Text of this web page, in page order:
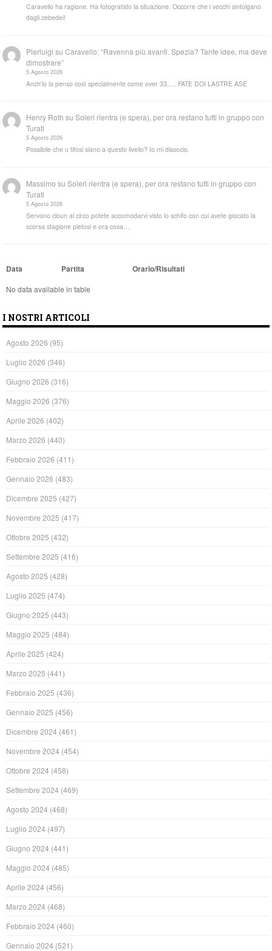
Caravello ha ragione. Ha fotografato la situazione. Occorre che i vecchi sintolgano
dagli zebedei!
Pierluigi suCaravello: “Ravenna più avanti. Spezia? Tante idee, ma deve
dimostrare”
5 Agosto 2026
Anch'io la penso così specialmente come over 33..... FATE DOI LASTRE ASE
Henry Roth suSoleri rientra (e spera), per ora restano tutti in gruppo con
Turati
5 Agosto 2026
Possibile che u tifosi siano a questo livello? Io mi dissocio.
Massimo suSoleri rientra (e spera), per ora restano tutti in gruppo con
Turati
5 Agosto 2026
Servono cloun al circo potete accomodarvi visto lo schifo con cui avete giocato la
scorsa stagione pietosi e ora cosa…
Data Partita Orario/Risultati
No data available in table
I NOSTRI ARTICOLI
Agosto 2026 (95)
Luglio 2026 (346)
Giugno 2026 (316)
Maggio 2026 (376)
Aprile 2026 (402)
Marzo 2026 (440)
Febbraio 2026 (411)
Gennaio 2026 (483)
Dicembre 2025 (427)
Novembre 2025 (417)
Ottobre 2025 (432)
Settembre 2025 (416)
Agosto 2025 (428)
Luglio 2025 (474)
Giugno 2025 (443)
Maggio 2025 (484)
Aprile 2025 (424)
Marzo 2025 (441)
Febbraio 2025 (436)
Gennaio 2025 (456)
Dicembre 2024 (461)
Novembre 2024 (454)
Ottobre 2024 (458)
Settembre 2024 (469)
Agosto 2024 (468)
Luglio 2024 (497)
Giugno 2024 (441)
Maggio 2024 (485)
Aprile 2024 (456)
Marzo 2024 (468)
Febbraio 2024 (460)
Gennaio 2024 (521)